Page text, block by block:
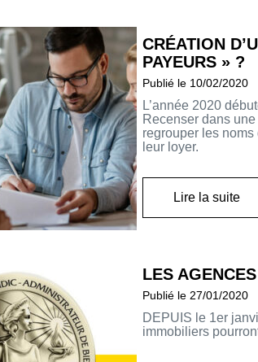
CRÉATION
PAYEURS » ?
Publié le 10/02/2020
L’année 2020
Recenser dans
regrouper les
leur loyer.
Lire la suite
LES
Publié le 27/01/2020
DEPUIS le 1er
immobiliers